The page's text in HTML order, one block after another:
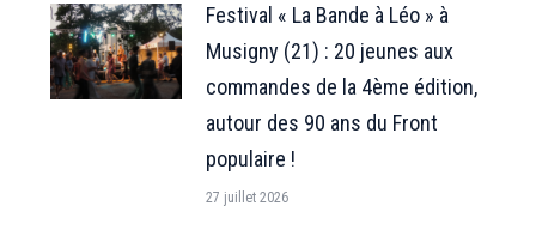
Festival « La Bande à Léo » à
Musigny (21) : 20 jeunes aux
commandes de la 4ème édition,
autour des 90 ans du Front
populaire !
27 juillet 2026